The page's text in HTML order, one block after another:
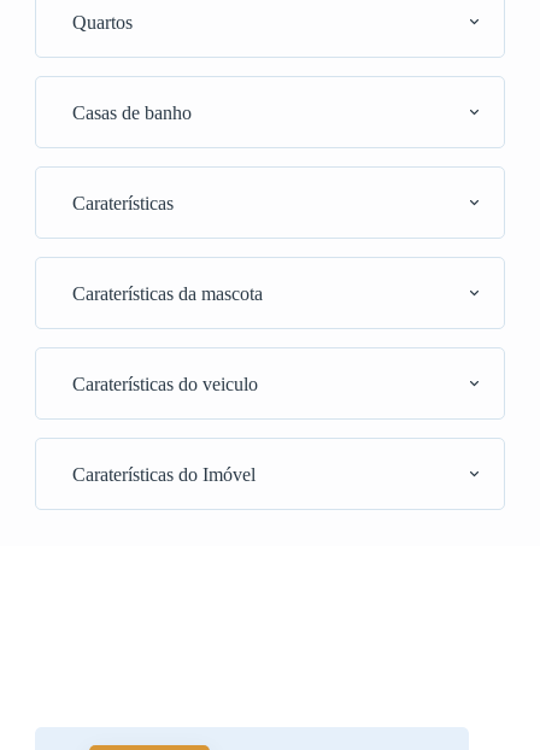
Quartos
Casas de banho
Caraterísticas
Caraterísticas da mascota
Caraterísticas do veiculo
Caraterísticas do Imóvel